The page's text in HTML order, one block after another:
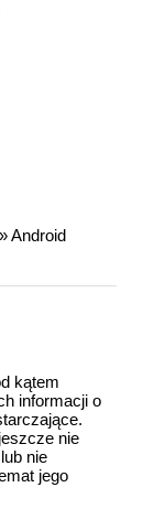
»Android
kątem
informacji o
nie
nie
jego